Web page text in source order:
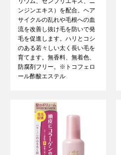
ンジンエキス）を配合。ヘア
サイクルの乱れや毛根への血
流を改善し抜け毛を防いで発
毛を促進します。ハリとコシ
のある若々しい太く長い毛を
育てます。無香料、無着色、
防腐剤フリー。※トコフェロ
ール酢酸エステル